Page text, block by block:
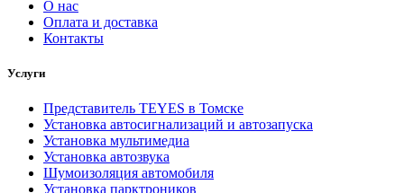
О нас
Оплата и доставка
Контакты
Услуги
Представитель TEYES в Томске
Установка автосигнализаций и автозапуска
Установка мультимедиа
Установка автозвука
Шумоизоляция автомобиля
Установка парктроников